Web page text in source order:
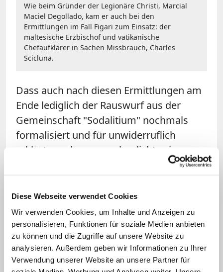
Diese Webseite verwendet Cookies
Wir verwenden Cookies, um Inhalte und Anzeigen zu
personalisieren, Funktionen für soziale Medien anbieten
zu können und die Zugriffe auf unsere Website zu
analysieren. Außerdem geben wir Informationen zu Ihrer
Verwendung unserer Website an unsere Partner für
Wie beim Gründer der Legionäre Christi, Marcial
Maciel Degollado, kam er auch bei den
Ermittlungen im Fall Figari zum Einsatz: der
maltesische Erzbischof und vatikanische
Chefaufklärer in Sachen Missbrauch, Charles
Scicluna.
Dass auch nach diesen Ermittlungen am
Ende lediglich der Rauswurf aus der
Gemeinschaft "Sodalitium" nochmals
formalisiert und für unwiderruflich
erklärt wurde, veranschaulicht, wie
sind. Während Diakone, Priester und
Bischöfe mit der Entfernung aus dem
Klerikerstand empfindlich getroffen
werden können, ist gegen Laien allenfalls
die Strafe der Exkommunikation möglich.